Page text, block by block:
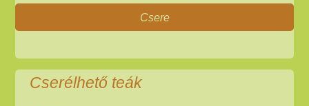
Csere
Cserélhető teák